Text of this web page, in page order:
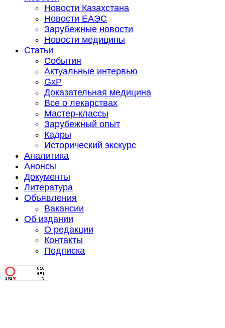
Новости Казахстана
Новости ЕАЭС
Зарубежные новости
Новости медицины
Статьи
События
Актуальные интервью
GxP
Доказательная медицина
Все о лекарствах
Мастер-классы
Зарубежный опыт
Кадры
Исторический экскурс
Аналитика
Анонсы
Документы
Литература
Объявления
Вакансии
Об издании
О редакции
Контакты
Подписка